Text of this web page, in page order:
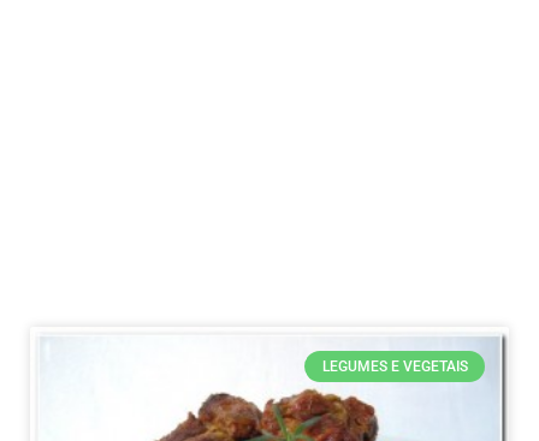
LEGUMES E VEGETAIS